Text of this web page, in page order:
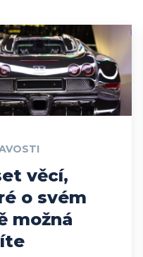
věcí,
o svém
možná